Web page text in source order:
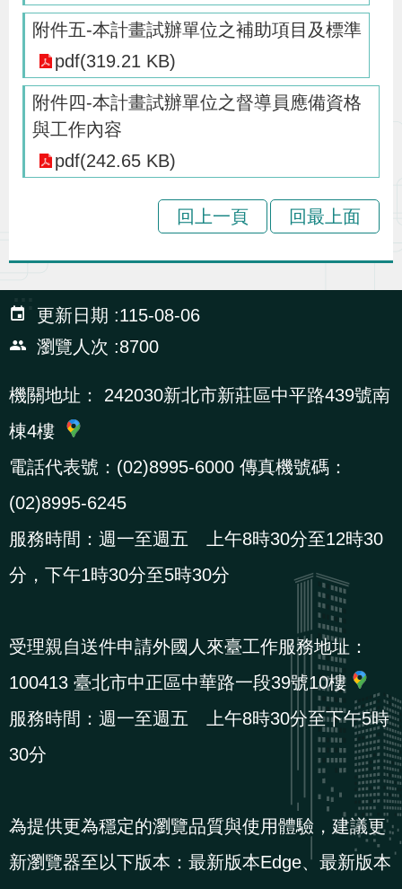
網
導
覽
民
信
箱
文
客
服
統
資
訊
s
回
頁
權
及
訊
安
全
策
政
站
資
開
放
檢
附件五-本計畫試辦單位之補助項目及標準
pdf(319.21 KB)
附件四-本計畫試辦單位之督導員應備資格
與工作內容
pdf(242.65 KB)
回上一頁 回最上面
:::
更新日期
115-08-06
瀏覽人次
8700
機關地址：
242030新北市新莊區中平路439號南
棟4樓
電話代表號：(02)8995-6000 傳真機號碼：
(02)8995-6245
服務時間：週一至週五 上午8時30分至12時30
分，下午1時30分至5時30分
受理親自送件申請外國人來臺工作服務地址：
100413 臺北市中正區中華路一段39號10樓
服務時間：週一至週五 上午8時30分至下午5時
30分
為提供更為穩定的瀏覽品質與使用體驗，建議更
新瀏覽器至以下版本：最新版本Edge、最新版本